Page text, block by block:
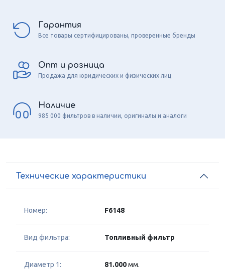
Гарантия
Все товары сертифицированы, проверенные бренды
Опт и розница
Продажа для юридических и физических лиц
Наличие
985 000 фильтров в наличии, оригиналы и аналоги
Технические характеристики
Номер: F6148
Вид фильтра: Топливный фильтр
Диаметр 1: 81.000мм.